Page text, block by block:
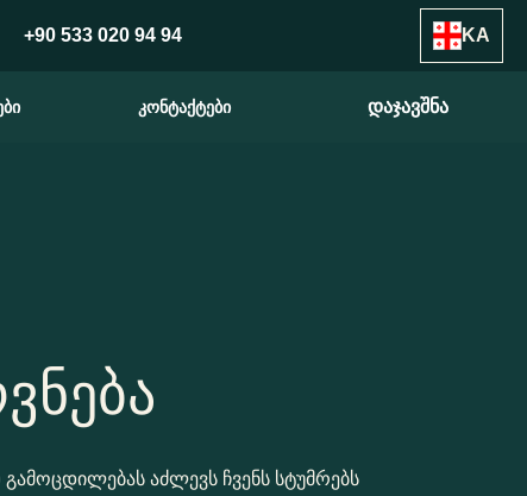
+90 533 020 94 94 KA
კონტაქტები დაჯავშნა
აძლევს ჩვენს სტუმრებს